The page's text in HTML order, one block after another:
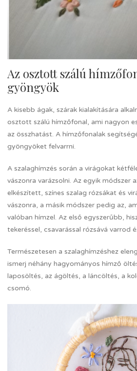
Az osztott szálú
gyöngyök
A kisebb ágak, szárak kialakítására
osztott szálú hímzőfonal, ami nagyon
az összhatást. A hímzőfonalak
gyöngyöket felvarrni.
A szalaghímzés során a virágokat
vászonra varázsolni. Az egyik módszer
elkészített, színes szalag rózsákat és
vászonra, a másik módszer pedig az,
valóban hímzel. Az első egyszerűbb,
tekeréssel, csavarással rózsává varrod
Természetesen a szalaghímzéshez
ismerj néhány hagyományos hímző
laposöltés, az ágöltés, a láncöltés, a
csomó.